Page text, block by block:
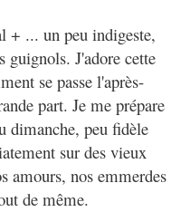
+ ... un peu indigeste,
guignols. J'adore cette
se passe l'après-
part. Je me prépare
dimanche, peu fidèle
sur des vieux
amours, nos emmerdes
de même.